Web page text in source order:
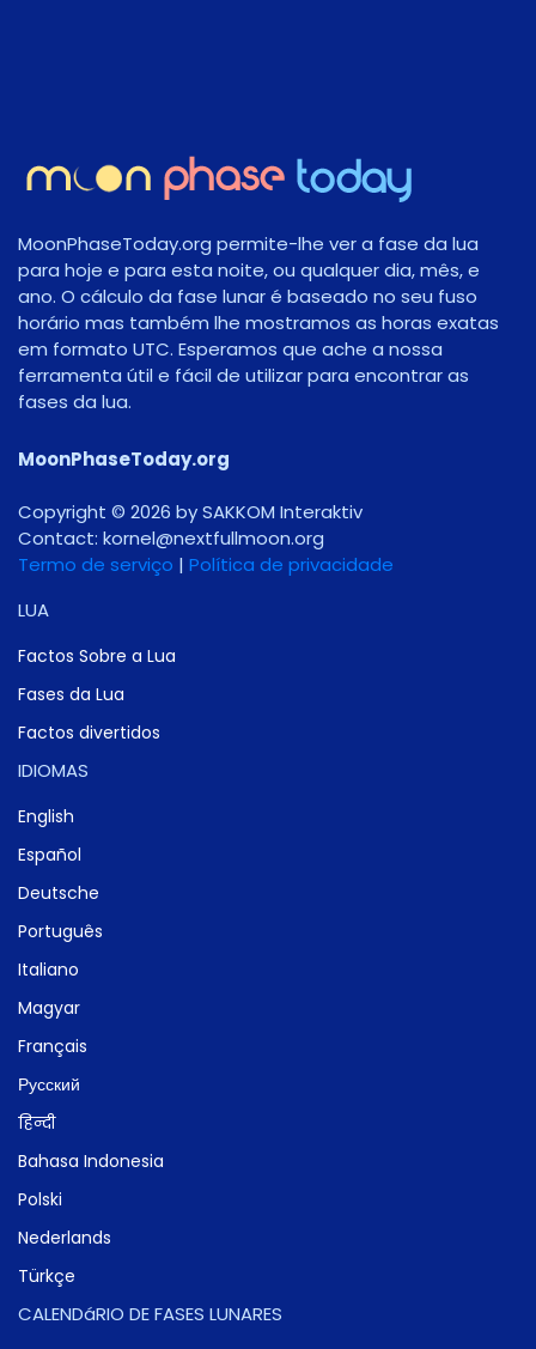
MoonPhaseToday.org permite-lhe ver a fase da lua
para hoje e para esta noite, ou qualquer dia, mês, e
ano. O cálculo da fase lunar é baseado no seu fuso
horário mas também lhe mostramos as horas exatas
em formato UTC. Esperamos que ache a nossa
ferramenta útil e fácil de utilizar para encontrar as
fases da lua.
MoonPhaseToday.org
Copyright © 2026 by SAKKOM Interaktiv
Contact: gro.noomlluftxen@lenrok
Termo de serviço | Política de privacidade
LUA
Factos Sobre a Lua
Fases da Lua
Factos divertidos
IDIOMAS
English
Español
Deutsche
Português
Italiano
Magyar
Français
Русский
हिन्दी
Bahasa Indonesia
Polski
Nederlands
Türkçe
CALENDáRIO DE FASES LUNARES